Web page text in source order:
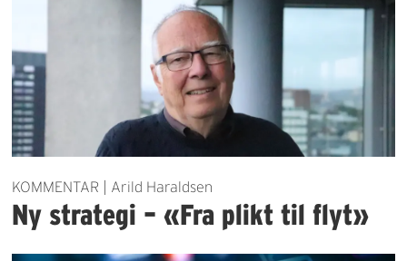
KOMMENTAR | Arild Haraldsen
Ny strategi – «Fra plikt til flyt»